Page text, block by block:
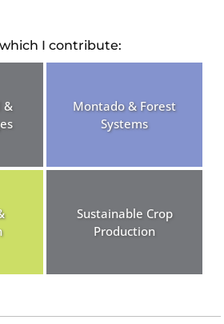
I contribute:
&
Montado & Forest
Systems
Sustainable Crop
Production